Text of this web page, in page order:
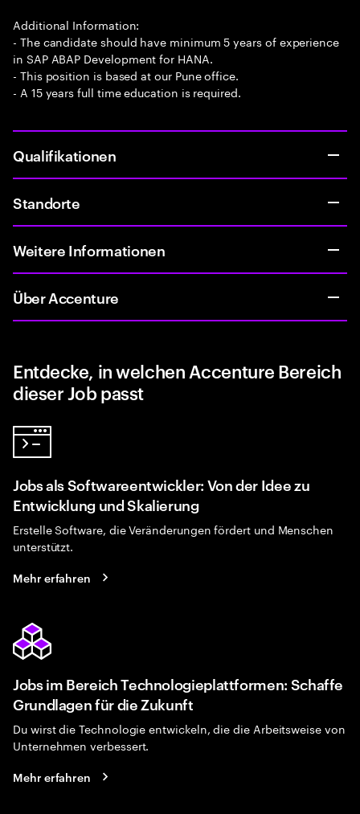
Additional Information:
- The candidate should have minimum 5 years of experience
in SAP ABAP Development for HANA.
- This position is based at our Pune office.
- A 15 years full time education is required.
Qualifikationen
Standorte
Weitere Informationen
Über Accenture
Entdecke, in welchen Accenture Bereich
dieser Job passt
Jobs als Softwareentwickler: Von der Idee zu
Entwicklung und Skalierung
Erstelle Software, die Veränderungen fördert und Menschen
unterstützt.
Mehr erfahren
Jobs im Bereich Technologieplattformen: Schaffe
Grundlagen für die Zukunft
Du wirst die Technologie entwickeln, die die Arbeitsweise von
Unternehmen verbessert.
Mehr erfahren